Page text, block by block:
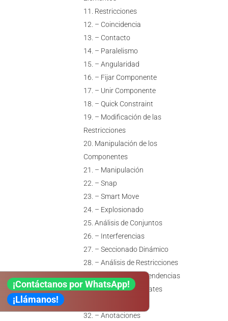
Restricciones
– Coincidencia
– Contacto
– Paralelismo
– Angularidad
– Fijar Componente
– Unir Componente
– Quick Constraint
– Modificación de las
Restricciones
Manipulación de los
Componentes
– Manipulación
– Snap
– Smart Move
– Explosionado
Análisis de Conjuntos
– Interferencias
– Seccionado Dinámico
– Análisis de Restricciones
– Análisis de Dependencias
– Análisis de Updates
– Anotaciones
¡Contáctanos por WhatsApp!
¡Llámanos!